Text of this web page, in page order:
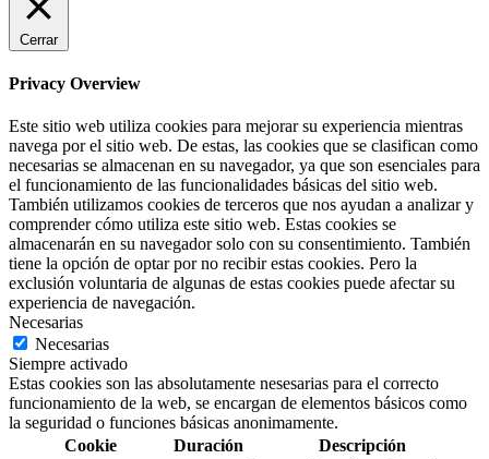
Cerrar
Privacy Overview
Este sitio web utiliza cookies para mejorar su experiencia mientras
navega por el sitio web. De estas, las cookies que se clasifican como
necesarias se almacenan en su navegador, ya que son esenciales para
el funcionamiento de las funcionalidades básicas del sitio web.
También utilizamos cookies de terceros que nos ayudan a analizar y
comprender cómo utiliza este sitio web. Estas cookies se
almacenarán en su navegador solo con su consentimiento. También
tiene la opción de optar por no recibir estas cookies. Pero la
exclusión voluntaria de algunas de estas cookies puede afectar su
experiencia de navegación.
Necesarias
Necesarias
Siempre activado
Estas cookies son las absolutamente nesesarias para el correcto
funcionamiento de la web, se encargan de elementos básicos como
la seguridad o funciones básicas anonimamente.
Cookie
Duración Descripción